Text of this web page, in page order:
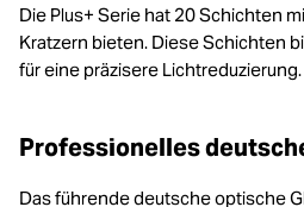
Die Plus+ Serie hat 20 Schichten
Kratzern bieten. Diese Schichten
für eine präzisere Lichtreduzierung.
Professionelles
Das führende deutsche optische